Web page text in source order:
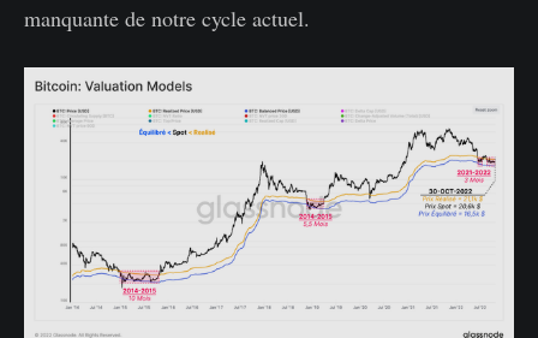
manquante de notre cycle actuel.